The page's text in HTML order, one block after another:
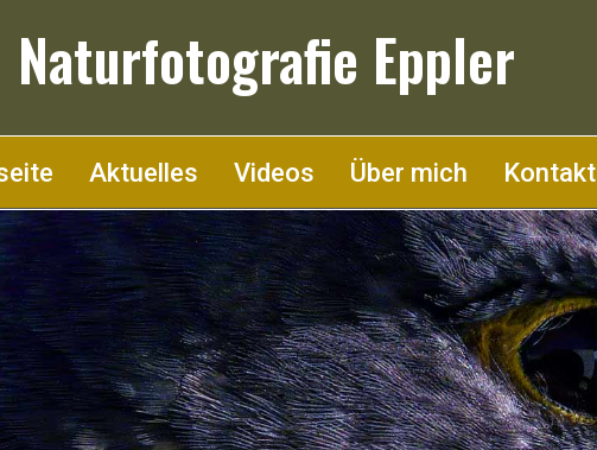
Naturfotografie Eppler
Aktuelles Videos Über mich Kontakt